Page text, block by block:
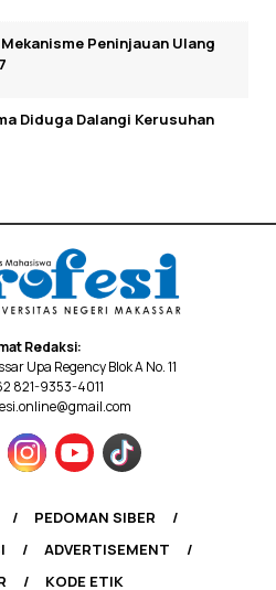
Peninjauan Ulang
Diduga Dalangi Kerusuhan
Redaksi:
Upa Regency Blok A No. 11
821-9353-4011
PEDOMAN SIBER
ADVERTISEMENT
KODE ETIK